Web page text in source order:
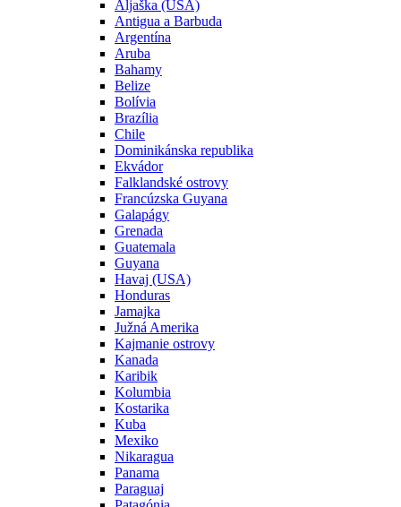
Aljaška (USA)
Antigua a Barbuda
Argentína
Aruba
Bahamy
Belize
Bolívia
Brazília
Chile
Dominikánska republika
Ekvádor
Falklandské ostrovy
Francúzska Guyana
Galapágy
Grenada
Guatemala
Guyana
Havaj (USA)
Honduras
Jamajka
Južná Amerika
Kajmanie ostrovy
Kanada
Karibik
Kolumbia
Kostarika
Kuba
Mexiko
Nikaragua
Panama
Paraguaj